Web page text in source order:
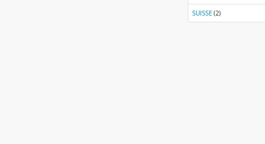
SUISSE(2)